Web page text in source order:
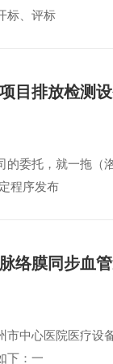
标、评标
委托，就一拖（
程序发布
络膜同步血
中心医院医疗设
下：一